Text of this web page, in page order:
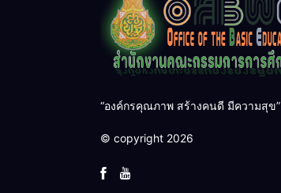
“องค์กรคุณภาพ สร้างคนดี มีความสุข”
© copyright 2026